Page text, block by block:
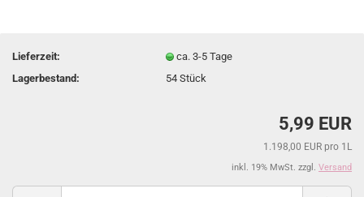
Lieferzeit:
ca. 3-5 Tage
Lagerbestand:
54Stück
5,99 EUR
1.198,00 EUR pro 1L
inkl. 19% MwSt. zzgl. Versand